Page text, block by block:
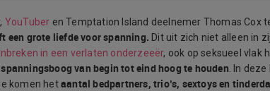
YouTuber en Temptation Island deelnemer Thomas Cox
een grote liefde voor spanning. Dit uit zich niet alleen in
in een verlaten onderzeeër, ook op seksueel vlak
spanningsboog van begin tot eind hoog te houden . In
komen hetaantal bedpartners, trio’s, sextoys en